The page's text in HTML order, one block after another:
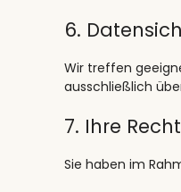
6.
Wir treffen
ausschließlich
7. Ihre
Sie haben im